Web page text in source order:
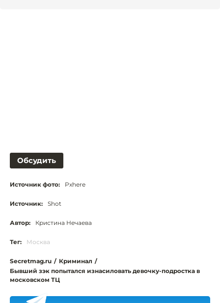
Обсудить
Источник фото: Pxhere
Источник: Shot
Автор: Кристина Нечаева
Тег: Москва
Secretmag.ru / Криминал /
Бывший зэк попытался изнасиловать девочку-подростка в
московском ТЦ